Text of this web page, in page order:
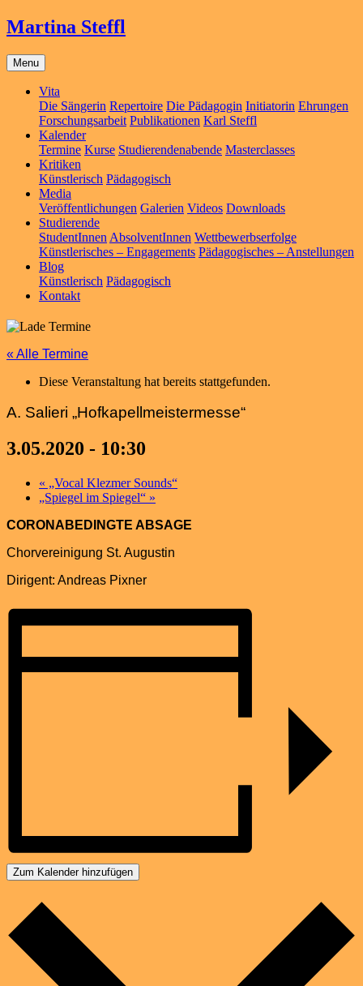
Martina Steffl
Menu
Vita
Die Sängerin Repertoire Die Pädagogin Initiatorin Ehrungen
Forschungsarbeit Publikationen Karl Steffl
Kalender
Termine Kurse Studierendenabende Masterclasses
Kritiken
Künstlerisch Pädagogisch
Media
Veröffentlichungen Galerien Videos Downloads
Studierende
StudentInnen AbsolventInnen Wettbewerbserfolge
Künstlerisches – Engagements Pädagogisches – Anstellungen
Blog
Künstlerisch Pädagogisch
Kontakt
« Alle Termine
Diese Veranstaltung hat bereits stattgefunden.
A. Salieri „Hofkapellmeistermesse“
3.05.2020 - 10:30
« „Vocal Klezmer Sounds“
„Spiegel im Spiegel“ »
CORONABEDINGTE ABSAGE
Chorvereinigung St. Augustin
Dirigent: Andreas Pixner
Zum Kalender hinzufügen